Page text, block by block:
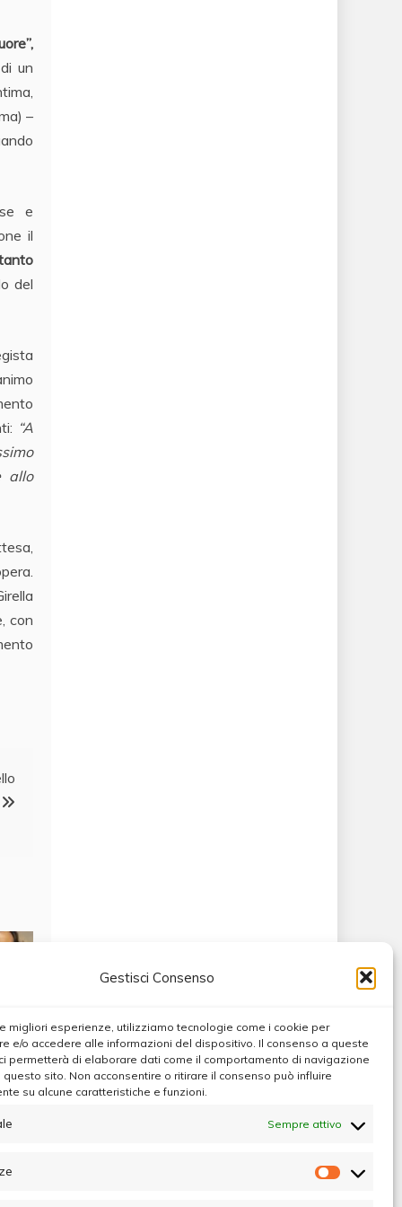
Gestisci Consenso
migliori esperienze, utilizziamo tecnologie come i cookie per
e/o accedere alle informazioni del dispositivo. Il consenso a queste
permetterà di elaborare dati come il comportamento di navigazione
questo sito. Non acconsentire o ritirare il consenso può influire
su alcune caratteristiche e funzioni.
Sempre attivo
un
–
e
il
del
“A
allo
con